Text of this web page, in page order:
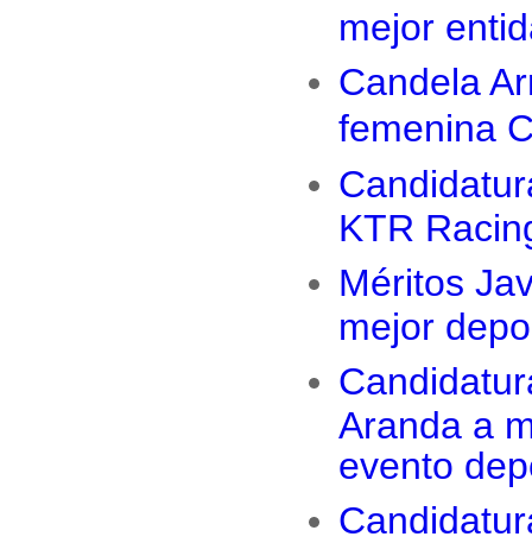
mejor
Candela
femenina
KTR
Méritos
mejor
Aranda a
evento